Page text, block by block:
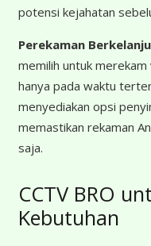
potensi kejahatan
Perekaman
memilih untuk
hanya pada waktu
menyediakan opsi
memastikan rekaman
saja.
CCTV BRO
Kebutuhan